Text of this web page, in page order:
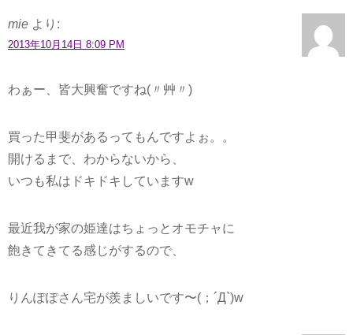
mie より:
2013年10月14日 8:09 PM
わぁー、皆大興奮ですね(〃艸〃)
買った甲斐があるってもんですよぉ。。
開けるまで、わからないから、
いつも私はドキドキしていますw
最近我が家の姫達はちょっとオモチャに
飽きてきてる感じがするので、
りんぽぽさん宅が羨ましいです〜(；´Д`)w